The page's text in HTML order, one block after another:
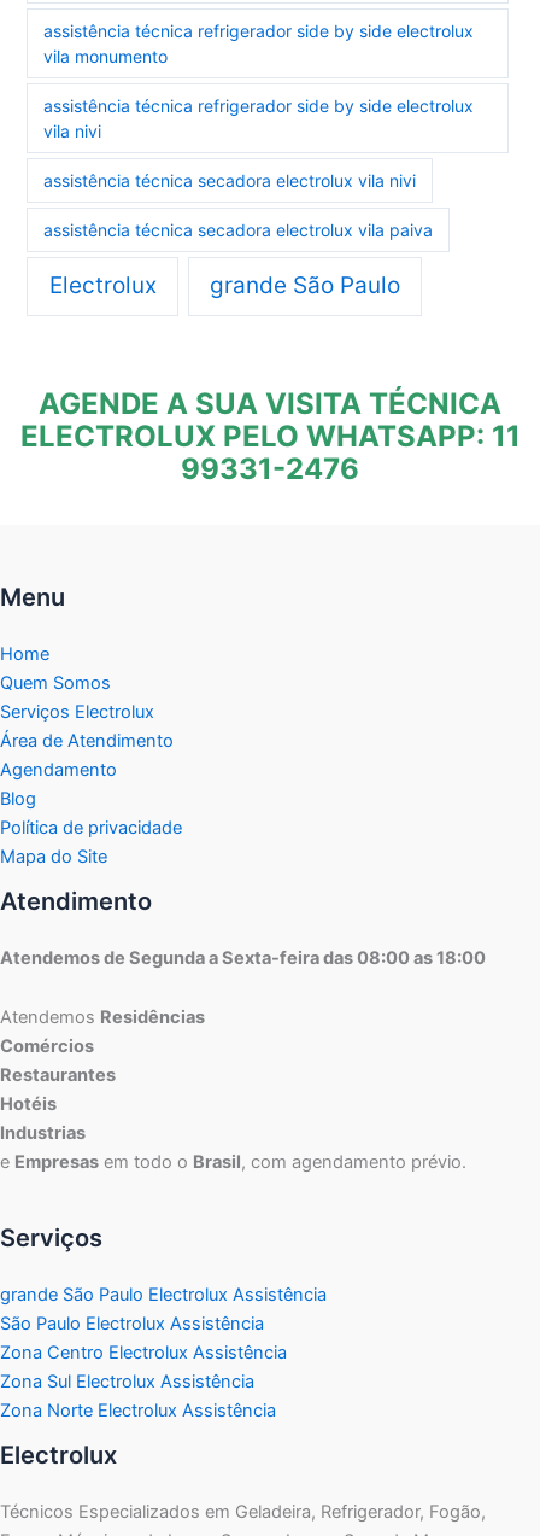
assistência técnica refrigerador side by side electrolux
vila monumento
assistência técnica refrigerador side by side electrolux
vila nivi
assistência técnica secadora electrolux vila nivi
assistência técnica secadora electrolux vila paiva
Electrolux grande São Paulo
AGENDE A SUA VISITA TÉCNICA
ELECTROLUX PELO WHATSAPP: 11
99331-2476
Menu
Home
Quem Somos
Serviços Electrolux
Área de Atendimento
Agendamento
Blog
Política de privacidade
Mapa do Site
Atendimento
Atendemos de Segunda a Sexta-feira das 08:00 as 18:00
Atendemos Residências
Comércios
Restaurantes
Hotéis
Industrias
e Empresas em todo o Brasil, com agendamento prévio.
Serviços
grande São Paulo Electrolux Assistência
São Paulo Electrolux Assistência
Zona Centro Electrolux Assistência
Zona Sul Electrolux Assistência
Zona Norte Electrolux Assistência
Electrolux
Técnicos Especializados em Geladeira, Refrigerador, Fogão,